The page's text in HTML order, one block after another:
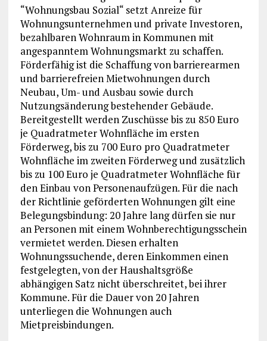
“Wohnungsbau Sozial“ setzt Anreize für
Wohnungsunternehmen und private Investoren,
bezahlbaren Wohnraum in Kommunen mit
angespanntem Wohnungsmarkt zu schaffen.
Förderfähig ist die Schaffung von barrierearmen
und barrierefreien Mietwohnungen durch
Neubau, Um- und Ausbau sowie durch
Nutzungsänderung bestehender Gebäude.
Bereitgestellt werden Zuschüsse bis zu 850 Euro
je Quadratmeter Wohnfläche im ersten
Förderweg, bis zu 700 Euro pro Quadratmeter
Wohnfläche im zweiten Förderweg und zusätzlich
bis zu 100 Euro je Quadratmeter Wohnfläche für
den Einbau von Personenaufzügen. Für die nach
der Richtlinie geförderten Wohnungen gilt eine
Belegungsbindung: 20 Jahre lang dürfen sie nur
an Personen mit einem Wohnberechtigungsschein
vermietet werden. Diesen erhalten
Wohnungssuchende, deren Einkommen einen
festgelegten, von der Haushaltsgröße
abhängigen Satz nicht überschreitet, bei ihrer
Kommune. Für die Dauer von 20 Jahren
unterliegen die Wohnungen auch
Mietpreisbindungen.